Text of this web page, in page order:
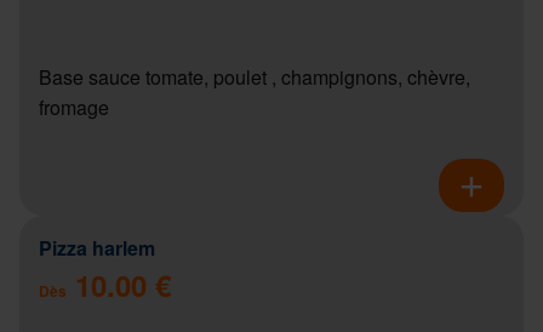
Base sauce tomate, poulet , champignons, chèvre,
fromage
Pizza harlem
Dès 10.00 €